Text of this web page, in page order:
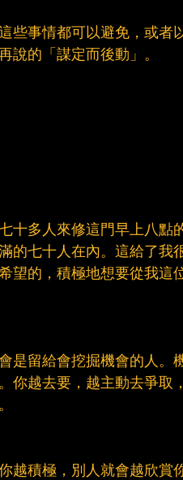
些事情都可以避免，或者
說的「謀定而後動」。
十多人來修這門早上八點
的七十人在內。這給了我
望的，積極地想要從我這
是留給會挖掘機會的人。
你越去要，越主動去爭取
越積極，別人就會越欣賞